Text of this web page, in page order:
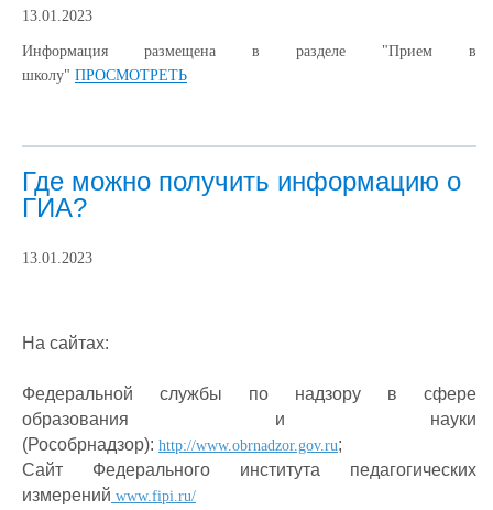
13.01.2023
Информация размещена в разделе "Прием в
школу" ПРОСМОТРЕТЬ
Где можно получить информацию о
ГИА?
13.01.2023
На сайтах:
Федеральной службы по надзору в сфере
образования и науки
(Рособрнадзор): http://www.obrnadzor.gov.ru;
Cайт Федерального института педагогических
измерений www.fipi.ru/